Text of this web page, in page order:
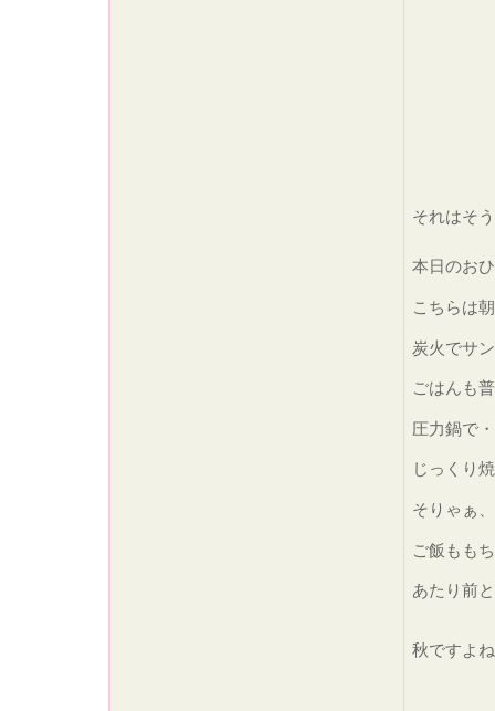
それはそ
本日のお
こちらは
炭火でサ
ごはんも
圧力鍋で
じっくり
そりゃぁ
ご飯もも
あたり前
秋ですよ